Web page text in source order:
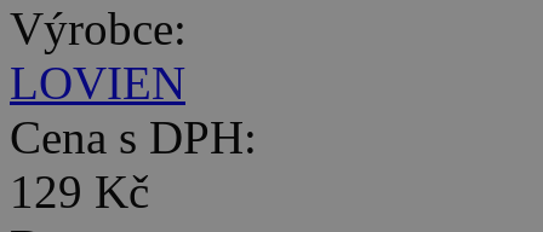
Výrobce:
LOVIEN
Cena s DPH:
129 Kč